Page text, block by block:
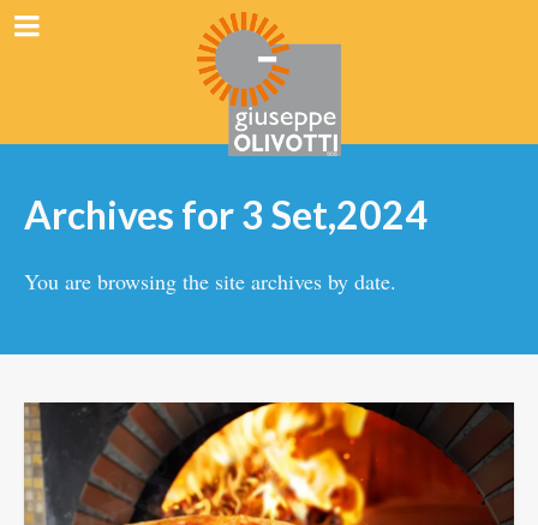
Archives for 3 Set,2024
You are browsing the site archives by date.